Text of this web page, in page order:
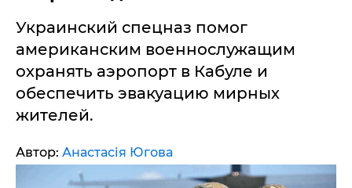
Украинский спецназ помог
американским военнослужащим
охранять аэропорт в Кабуле и
обеспечить эвакуацию мирных
жителей.
Автор: Анастасія Югова